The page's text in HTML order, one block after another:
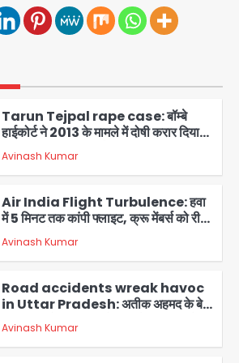
Noida Sector-105: खूंखार कुत्तों और
Tarun Tejpal rape case: बॉम्बे
हाईकोर्ट ने 2013 के मामले में दोषी करार दिया,
10 साल की सजा सुनाई
Avinash Kumar
Air India Flight Turbulence: हवा
में 5 मिनट तक कांपी फ्लाइट, क्रू मेंबर्स को रीढ़
की हड्डी में गंभीर चोट; नागरिक उड्डयन मंत्री
पहुंचे अस्पताल
Avinash Kumar
Road accidents wreak havoc
in Uttar Pradesh: अतीक अहमद के बेटे
अबान की मौत, हमीरपुर में बस-टैंकर भिड़ंत में
तीन की जान गई
Avinash Kumar